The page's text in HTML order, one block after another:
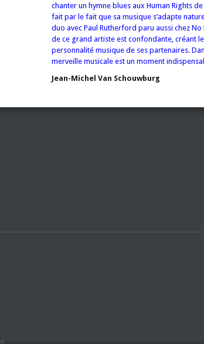
chanter un hymne blues aux Human Rights
fait par le fait que sa musique s’adapte
duo avec Paul Rutherford paru aussi chez
de ce grand artiste est confondante, créant
personnalité musique de ses partenaires.
merveille musicale est un moment
Jean-Michel Van Schouwburg